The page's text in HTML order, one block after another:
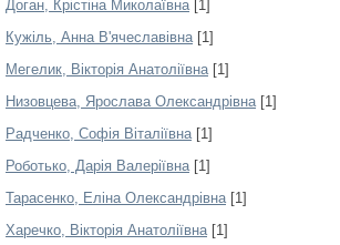
Доган, Крістіна Миколаївна[1]
Кужіль, Анна В'ячеславівна[1]
Мегелик, Вікторія Анатоліївна[1]
Низовцева, Ярослава Олександрівна[1]
Радченко, Софія Віталіївна[1]
Роботько, Дарія Валеріївна[1]
Тарасенко, Еліна Олександрівна[1]
Харечко, Вікторія Анатоліївна[1]